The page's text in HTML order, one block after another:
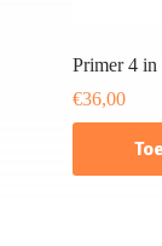
Primer 4
€36,00